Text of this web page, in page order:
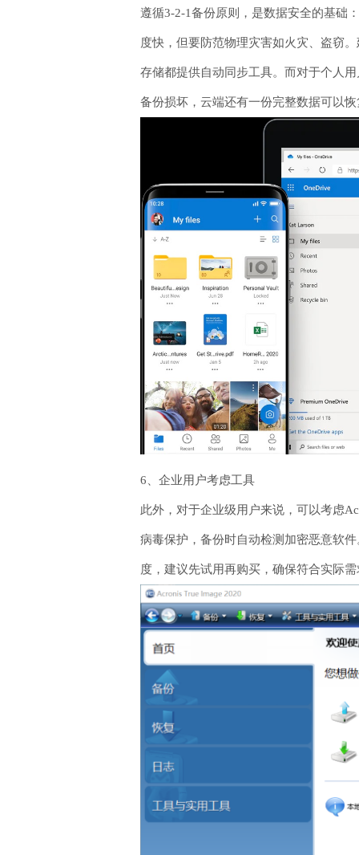
遵循3-2-1备份原则，是数据安全的基础
度快，但要防范物理灾害如火灾、盗窃
存储都提供自动同步工具。而对于个人
备份损坏，云端还有一份完整数据可以恢
6、企业用户考虑工具
此外，对于企业级用户来说，可以考虑
病毒保护，备份时自动检测加密恶意软
度，建议先试用再购买，确保符合实际